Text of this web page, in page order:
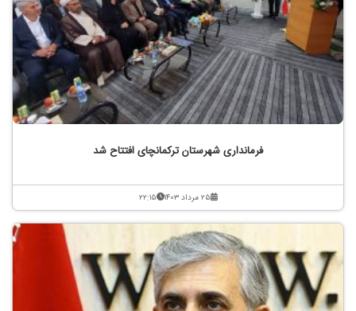
فرمانداری شهرستان ترکمانچای افتتاح شد
۲۵ مرداد ۱۴۰۳ ۲۲:۱۵